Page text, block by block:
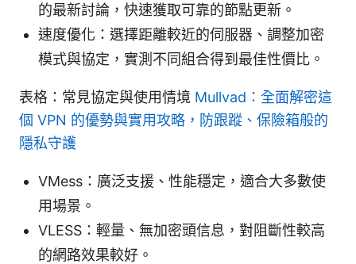
的最新討論，快速獲取可靠的節點更新。
速度優化：選擇距離較近的伺服器、調整加密
模式與協定，實測不同組合得到最佳性價比。
表格：常見協定與使用情境 Mullvad：全面解密這
個 VPN 的優勢與實用攻略，防跟蹤、保險箱般的
隱私守護
VMess：廣泛支援、性能穩定，適合大多數使
用場景。
VLESS：輕量、無加密頭信息，對阻斷性較高
的網路效果較好。